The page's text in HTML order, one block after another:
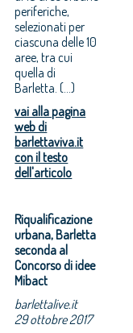
periferiche,
selezionati per
ciascuna delle 10
aree, tra cui
quella di
Barletta. (...)
vai alla pagina
web di
barlettaviva.it
con il testo
dell'articolo
Riqualificazione
urbana, Barletta
seconda al
Concorso di idee
Mibact
barlettalive.it
29 ottobre 2017